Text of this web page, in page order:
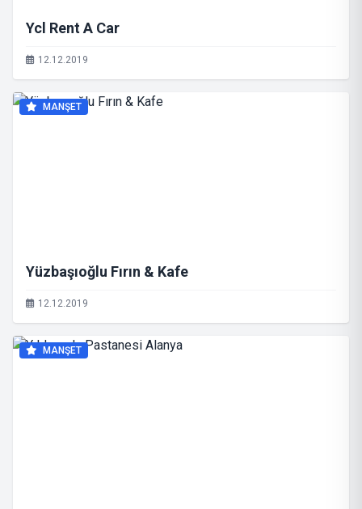
Ycl Rent A Car
12.12.2019
MANŞET
Yüzbaşıoğlu Fırın & Kafe
12.12.2019
MANŞET